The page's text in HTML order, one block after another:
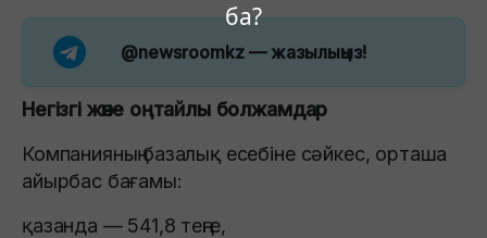
ба?
@newsroomkz — жазылыңыз!
Негізгі және оңтайлы болжамдар
Компанияның базалық есебіне сәйкес, орташа
айырбас бағамы:
қазанда — 541,8 теңге,